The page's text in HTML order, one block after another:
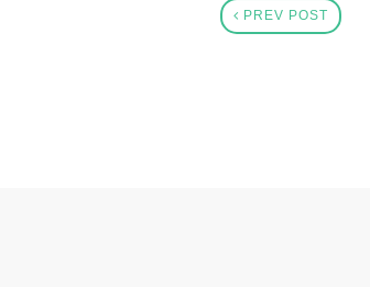
PREV POST